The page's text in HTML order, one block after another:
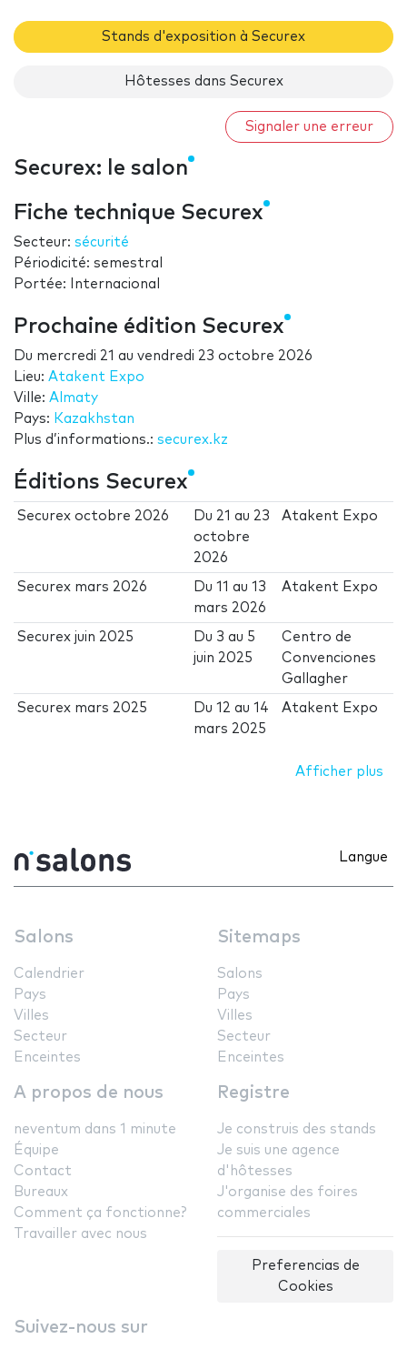
Stands d'exposition à Securex
Hôtesses dans Securex
Signaler une erreur
Securex: le salon
Fiche technique Securex
Secteur: sécurité
Périodicité: semestral
Portée: Internacional
Prochaine édition Securex
Du mercredi 21 au vendredi 23 octobre 2026
Lieu: Atakent Expo
Ville: Almaty
Pays: Kazakhstan
Plus d’informations.: securex.kz
Éditions Securex
Securex octobre 2026 Du 21 au 23
octobre
2026
Atakent Expo
Securex mars 2026 Du11 au13
mars 2026
Atakent Expo
Securex juin 2025 Du 3 au 5
juin 2025
Centro de
Convenciones
Gallagher
Securex mars 2025 Du12 au14
mars 2025
Atakent Expo
Afficher plus
Langue
Salons
Calendrier
Pays
Villes
Secteur
Enceintes
Sitemaps
Salons
Pays
Villes
Secteur
Enceintes
A propos de nous
neventum dans 1 minute
Équipe
Contact
Bureaux
Comment ça fonctionne?
Travailler avec nous
Registre
Je construis des stands
Je suis une agence
d'hôtesses
J'organise des foires
commerciales
Preferencias de
Cookies
Suivez-nous sur